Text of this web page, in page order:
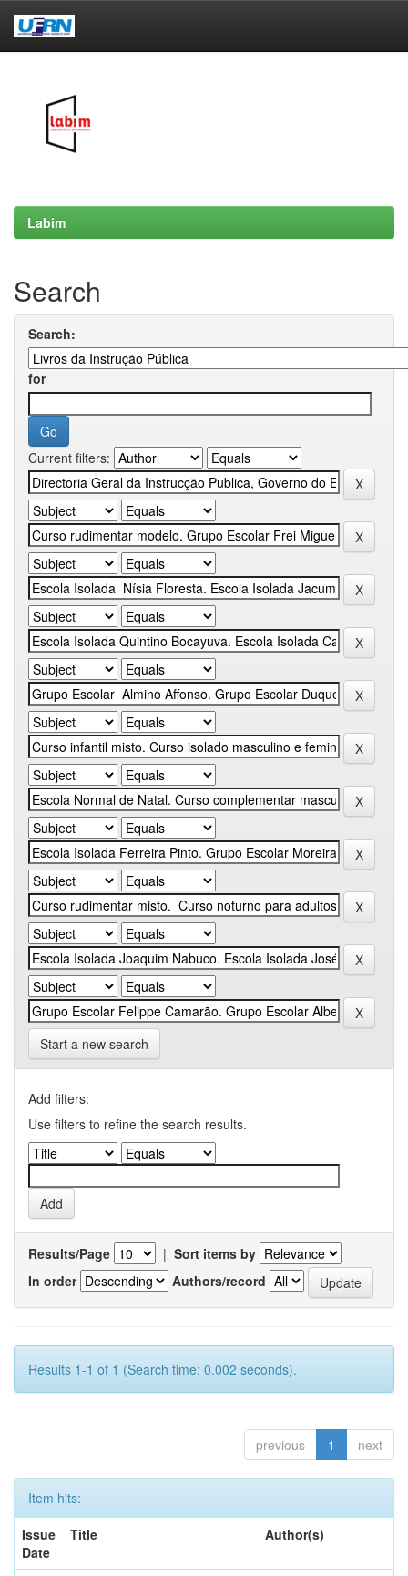
Labim
Search
Search:
for
Current filters:
Start a new search
Add filters:
Use filters to refine the search results.
Results/Page | Sort items by
In order
Authors/record
Results 1-1 of 1 (Search time: 0.002 seconds).
previous 1 next
Item hits:
Issue
Date
Title Author(s)